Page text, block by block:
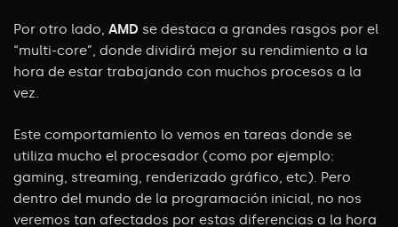
Por otro lado, AMD se destaca a grandes rasgos por el
“multi-core”, donde dividirá mejor su rendimiento a la
hora de estar trabajando con muchos procesos a la
vez.
Este comportamiento lo vemos en tareas donde se
utiliza mucho el procesador (como por ejemplo:
gaming, streaming, renderizado gráfico, etc). Pero
dentro del mundo de la programación inicial, no nos
veremos tan afectados por estas diferencias a la hora